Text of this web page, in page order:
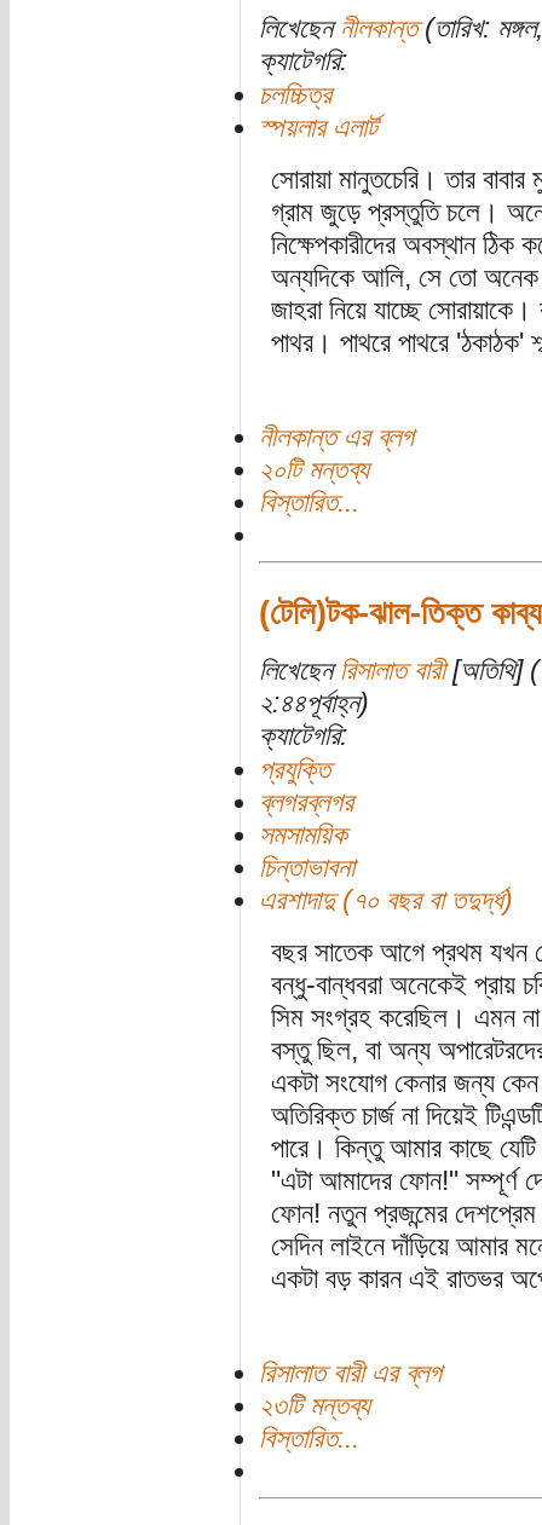
লিখেছেন নীলকান্ত(তারিখ:
ক্যাটেগরি:
চলচ্চিত্র
স্পয়লার এলার্ট
সোরায়া মানুতচেরি। তার
গ্রাম জুড়ে প্রস্তুতি চলে।
নিক্ষেপকারীদের অবস্থান ঠিক
অন্যদিকে আলি, সে তো
জাহরা নিয়ে যাচ্ছে
পাথর। পাথরে পাথরে 'ঠকাঠক'
নীলকান্ত এর ব্লগ
২০টি মন্তব্য
বিস্তারিত...
(টেলি)টক-ঝাল-তিক্ত কাব্য
লিখেছেন রিসালাত বারী[অতিথি]
২:৪৪পূর্বাহ্ন)
ক্যাটেগরি:
প্রযুক্তি
ব্লগরব্লগর
সমসাময়িক
চিন্তাভাবনা
এরশাদাদু (৭০ বছর বা তদুর্দ্ধ)
বছর সাতেক আগে প্রথম যখন
বন্ধু-বান্ধবরা অনেকেই প্রায়
সিম সংগ্রহ করেছিল। এমন
বস্তু ছিল, বা অন্য
একটা সংযোগ কেনার জন্য কেন
অতিরিক্ত চার্জ না দিয়েই
পারে। কিন্তু আমার কাছে
"এটা আমাদের ফোন!" সম্পূর্ণ
ফোন! নতুন প্রজন্মের
সেদিন লাইনে দাঁড়িয়ে আমার
একটা বড় কারন এই রাতভর
রিসালাত বারী এর ব্লগ
২৩টি মন্তব্য
বিস্তারিত...